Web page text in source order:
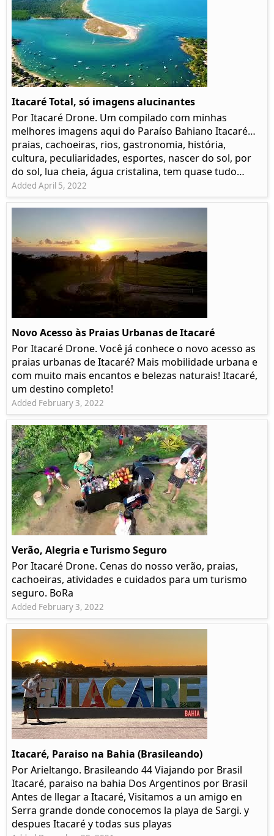
Itacaré Total, só imagens alucinantes
Por Itacaré Drone. Um compilado com minhas
melhores imagens aqui do Paraíso Bahiano Itacaré…
praias, cachoeiras, rios, gastronomia, história,
cultura, peculiaridades, esportes, nascer do sol, por
do sol, lua cheia, água cristalina, tem quase tudo…
Added April 5, 2022
Novo Acesso às Praias Urbanas de Itacaré
Por Itacaré Drone. Você já conhece o novo acesso as
praias urbanas de Itacaré? Mais mobilidade urbana e
com muito mais encantos e belezas naturais! Itacaré,
um destino completo!
Added February 3, 2022
Verão, Alegria e Turismo Seguro
Por Itacaré Drone. Cenas do nosso verão, praias,
cachoeiras, atividades e cuidados para um turismo
seguro. BoRa
Added February 3, 2022
Itacaré, Paraiso na Bahia (Brasileando)
Por Arieltango. Brasileando 44 Viajando por Brasil
Itacaré, paraiso na bahia Dos Argentinos por Brasil
Antes de llegar a Itacaré, Visitamos a un amigo en
Serra grande donde conocemos la playa de Sargi. y
despues Itacaré y todas sus playas